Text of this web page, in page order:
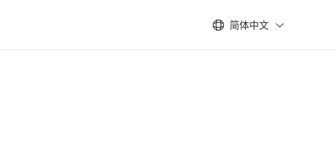
简体中文